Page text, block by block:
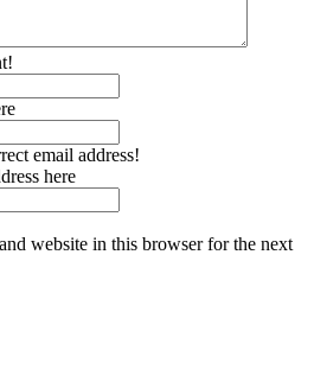
email address!
here
website in this browser for the next